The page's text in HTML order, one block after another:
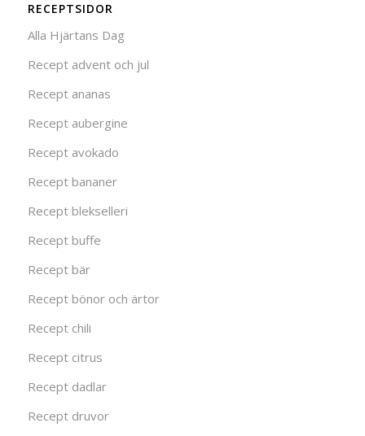
RECEPTSIDOR
Alla Hjärtans Dag
Recept advent och jul
Recept ananas
Recept aubergine
Recept avokado
Recept bananer
Recept blekselleri
Recept buffe
Recept bär
Recept bönor och ärtor
Recept chili
Recept citrus
Recept dadlar
Recept druvor